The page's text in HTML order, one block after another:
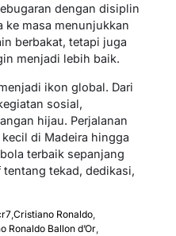
dengan disiplin
ke masa menunjukkan
berbakat, tetapi juga
menjadi lebih baik.
ikon global. Dari
sosial,
hijau. Perjalanan
di Madeira hingga
terbaik sepanjang
tekad, dedikasi,
,Cristiano Ronaldo,
Ronaldo Ballon d’Or,